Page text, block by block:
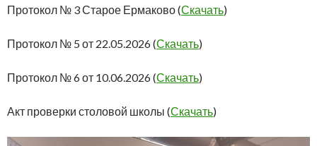
Протокол № 3 Старое Ермаково (Скачать)
Протокол № 5 от 22.05.2026 (Скачать)
Протокол № 6 от 10.06.2026 (Скачать)
Акт проверки столовой школы (Скачать)